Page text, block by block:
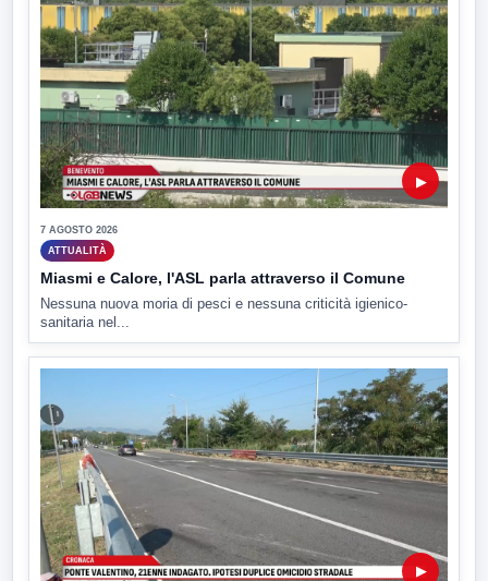
▶
7 AGOSTO 2026
ATTUALITÀ
Miasmi e Calore, l'ASL parla attraverso il Comune
Nessuna nuova moria di pesci e nessuna criticità igienico-
sanitaria nel...
▶